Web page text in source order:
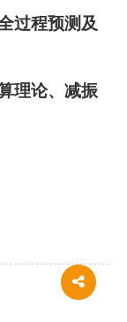
过程预测及
理论、减振